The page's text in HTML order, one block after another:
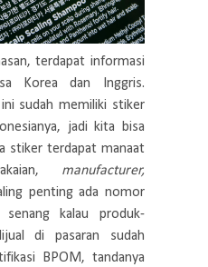
terdapat informasi
Korea dan Inggris.
sudah memiliki stiker
jadi kita bisa
stiker terdapat manaat
manufacturer,
penting ada nomor
kalau produk-
di pasaran sudah
BPOM, tandanya